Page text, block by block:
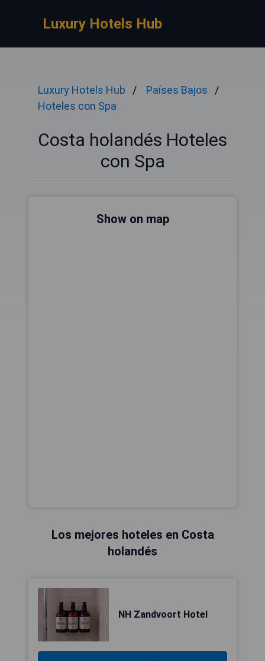
Luxury Hotels Hub
Luxury Hotels Hub
Países Bajos
Hoteles con Spa
Costa holandés Hoteles
con Spa
Show on map
Los mejores hoteles en Costa
holandés
NH Zandvoort Hotel